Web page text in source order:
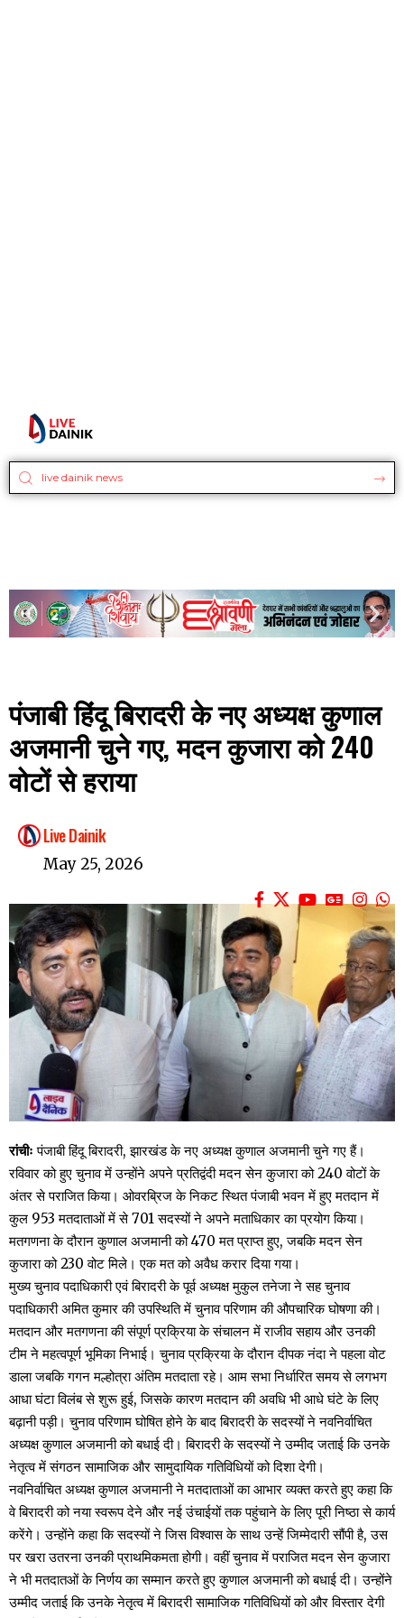
पंजाबी हिंदू बिरादरी के नए अध्यक्ष कुणाल
अजमानी चुने गए, मदन कुजारा को 240
वोटों से हराया
Live Dainik
May 25, 2026
रांचीः पंजाबी हिंदू बिरादरी, झारखंड के नए अध्यक्ष कुणाल अजमानी चुने गए हैं।
रविवार को हुए चुनाव में उन्होंने अपने प्रतिद्वंदी मदन सेन कुजारा को 240 वोटों के
अंतर से पराजित किया। ओवरब्रिज के निकट स्थित पंजाबी भवन में हुए मतदान में
कुल 953 मतदाताओं में से 701 सदस्यों ने अपने मताधिकार का प्रयोग किया।
मतगणना के दौरान कुणाल अजमानी को 470 मत प्राप्त हुए, जबकि मदन सेन
कुजारा को 230 वोट मिले। एक मत को अवैध करार दिया गया।
मुख्य चुनाव पदाधिकारी एवं बिरादरी के पूर्व अध्यक्ष मुकुल तनेजा ने सह चुनाव
पदाधिकारी अमित कुमार की उपस्थिति में चुनाव परिणाम की औपचारिक घोषणा की।
मतदान और मतगणना की संपूर्ण प्रक्रिया के संचालन में राजीव सहाय और उनकी
टीम ने महत्वपूर्ण भूमिका निभाई। चुनाव प्रक्रिया के दौरान दीपक नंदा ने पहला वोट
डाला जबकि गगन मल्होत्रा अंतिम मतदाता रहे। आम सभा निर्धारित समय से लगभग
आधा घंटा विलंब से शुरू हुई, जिसके कारण मतदान की अवधि भी आधे घंटे के लिए
बढ़ानी पड़ी। चुनाव परिणाम घोषित होने के बाद बिरादरी के सदस्यों ने नवनिर्वाचित
अध्यक्ष कुणाल अजमानी को बधाई दी। बिरादरी के सदस्यों ने उम्मीद जताई कि उनके
नेतृत्व में संगठन सामाजिक और सामुदायिक गतिविधियों को दिशा देगी।
नवनिर्वाचित अध्यक्ष कुणाल अजमानी ने मतदाताओं का आभार व्यक्त करते हुए कहा कि
वे बिरादरी को नया स्वरूप देने और नई उंचाईयों तक पहुंचाने के लिए पूरी निष्ठा से कार्य
करेंगे। उन्होंने कहा कि सदस्यों ने जिस विश्वास के साथ उन्हें जिम्मेदारी सौंपी है, उस
पर खरा उतरना उनकी प्राथमिकमता होगी। वहीं चुनाव में पराजित मदन सेन कुजारा
ने भी मतदातओं के निर्णय का सम्मान करते हुए कुणाल अजमानी को बधाई दी। उन्होंने
उम्मीद जताई कि उनके नेतृत्व में बिरादरी सामाजिक गतिविधियों को और विस्तार देगी